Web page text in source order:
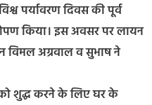
पर्यावरण दिवस की पूर्व
किया। इस अवसर पर लायन
विमल अग्रवाल व सुभाष ने
शुद्ध करने के लिए घर के